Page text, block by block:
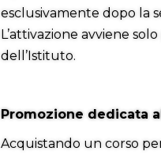
esclusivamente dopo la
L’attivazione avviene
dell’Istituto.
Promozione dedicata
Acquistando un corso